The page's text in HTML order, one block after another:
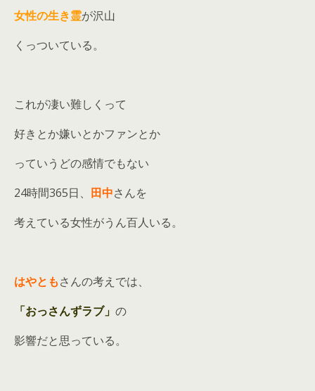
女性の生き霊が沢山
くっついている。
これが凄い難しくって
好きとか嫌いとかファンとか
っていうどの感情でもない
24時間365日、 田中さんを
考えている女性がうん百人いる。
はやともさんの考えでは、
「おっさんずラブ」 の
影響だと思っている。